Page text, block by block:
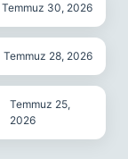
Temmuz 30, 2026
Temmuz 28, 2026
Temmuz 25,
2026